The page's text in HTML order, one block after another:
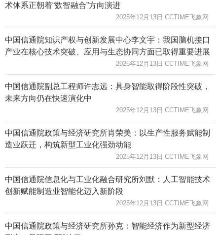
术体系正朝着“数智融合”方向演进
2025年12月13日 CCTIME飞象网
中国信通院知识产权与创新发展中心李文宇：我国脑机接口
产业在核心技术突破、应用与生态协同方面已取得重要进展
2025年12月13日 CCTIME飞象网
中国信通院副总工程师许志远：具身智能取得阶段性突破，
未来方向仍在快速演化中
2025年12月13日 CCTIME飞象网
中国信通院政策与经济研究所肖荣美：以生产性服务赋能制
造业跃迁，构筑新型工业化强劲动能
2025年12月13日 CCTIME飞象网
中国信通院信息化与工业化融合研究所刘默：人工智能技术
创新赋能制造业智能化迈入新阶段
2025年12月13日 CCTIME飞象网
中国信通院政策与经济研究所孙克：智能经济作为新型经济